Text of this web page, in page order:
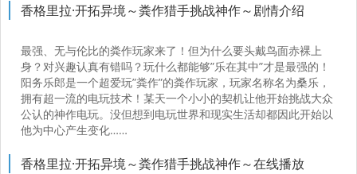
香格里拉·开拓异境～粪作猎手挑战神作～剧情介绍
最强、无与伦比的粪作玩家来了！但为什么要头戴鸟面赤裸上
身？对兴趣认真有错吗？玩什么都能够”乐在其中”才是最强的！
阳务乐郎是一个超爱玩”粪作”的粪作玩家，玩家名称名为桑乐，
拥有超一流的电玩技术！某天一个小小的契机让他开始挑战大众
公认的神作电玩。没但想到电玩世界和现实生活却都因此开始以
他为中心产生变化……
香格里拉·开拓异境～粪作猎手挑战神作～在线播放